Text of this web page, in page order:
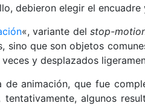
debieron elegir el
«, variante delstop-
sino que son objetos
y desplazados
animación, que fue
algunos